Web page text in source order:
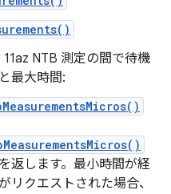
NTB 測定の間で待機
最大時間:
返します。最小時間が経
リクエストされた場合、